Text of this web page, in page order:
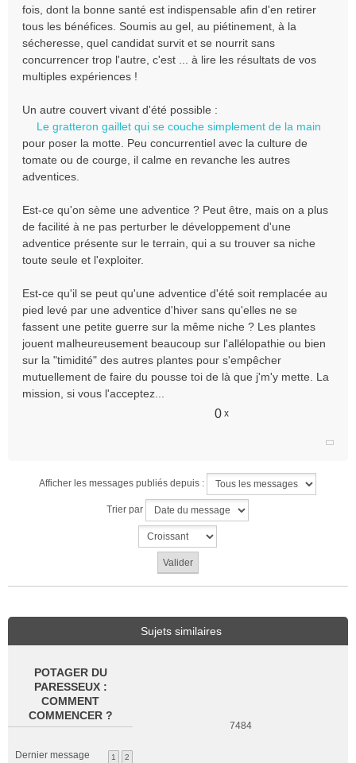
fois, dont la bonne santé est indispensable afin d'en retirer
tous les bénéfices. Soumis au gel, au piétinement, à la
sécheresse, quel candidat survit et se nourrit sans
concurrencer trop l'autre, c'est ... à lire les résultats de vos
multiples expériences !
Un autre couvert vivant d'été possible :
Le gratteron gaillet qui se couche simplement de la main
pour poser la motte. Peu concurrentiel avec la culture de
tomate ou de courge, il calme en revanche les autres
adventices.
Est-ce qu'on sème une adventice ? Peut être, mais on a plus
de facilité à ne pas perturber le développement d'une
adventice présente sur le terrain, qui a su trouver sa niche
toute seule et l'exploiter.
Est-ce qu'il se peut qu'une adventice d'été soit remplacée au
pied levé par une adventice d'hiver sans qu'elles ne se
fassent une petite guerre sur la même niche ? Les plantes
jouent malheureusement beaucoup sur l'allélopathie ou bien
sur la "timidité" des autres plantes pour s'empêcher
mutuellement de faire du pousse toi de là que j'm'y mette. La
mission, si vous l'acceptez...
0 x
Afficher les messages publiés depuis :
Trier par
Sujets similaires
POTAGER DU
PARESSEUX :
COMMENT
COMMENCER ?
1 2
Dernier message
7484